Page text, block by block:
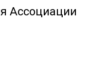
Ассоциации